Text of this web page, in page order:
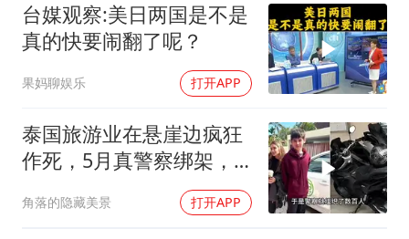
台媒观察:美日两国是不是
真的快要闹翻了呢？
果妈聊娱乐 打开APP
泰国旅游业在悬崖边疯狂
作死，5月真警察绑架，7
角落的隐藏美景 打开APP